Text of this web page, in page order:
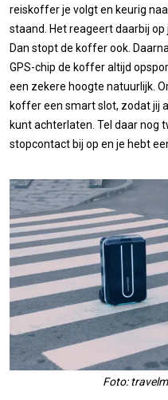
reiskoffer je volgt en keurig
staand. Het reageert daarbij
Dan stopt de koffer ook.
GPS-chip de koffer altijd
een zekere hoogte natuurlijk.
koffer een smart slot, zodat jij
kunt achterlaten. Tel daar nog
stopcontact bij op en je hebt
Foto: